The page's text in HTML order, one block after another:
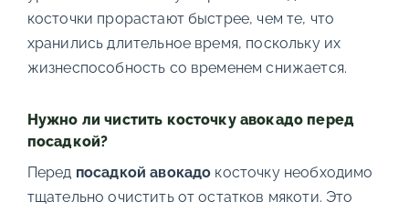
косточки прорастают быстрее, чем те, что
хранились длительное время, поскольку их
жизнеспособность со временем снижается.
Нужно ли чистить косточку авокадо перед
посадкой?
Перед посадкой авокадо косточку необходимо
тщательно очистить от остатков мякоти. Это